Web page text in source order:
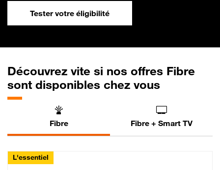
Tester votre éligibilité
Découvrez vite si nos offres Fibre
sont disponibles chez vous
Fibre Fibre + Smart TV
L'essentiel